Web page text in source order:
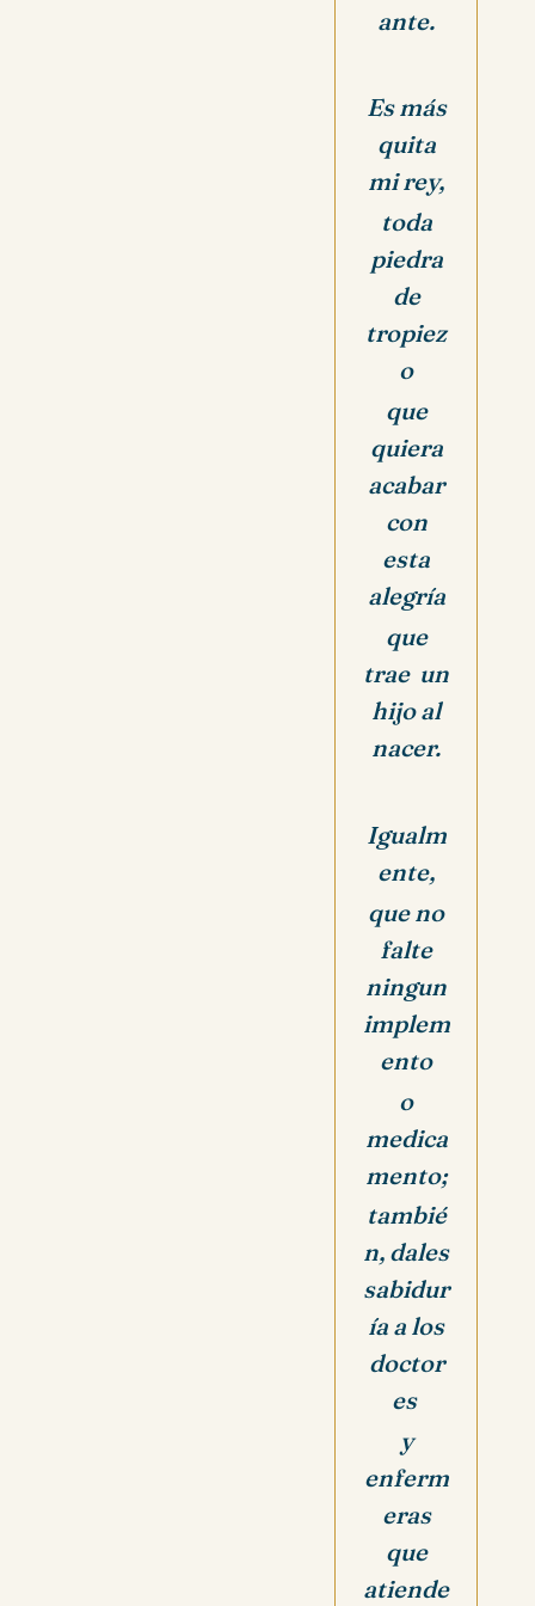
ante.
Es más
quita
mi rey,
toda
piedra
de
tropiez
o
que
quiera
acabar
con
esta
alegría
que
trae un
hijo al
nacer.
Igualm
ente,
que no
falte
ningun
implem
ento
o
medica
mento;
tambié
n, dales
sabidur
ía a los
doctor
es
y
enferm
eras
que
atiende